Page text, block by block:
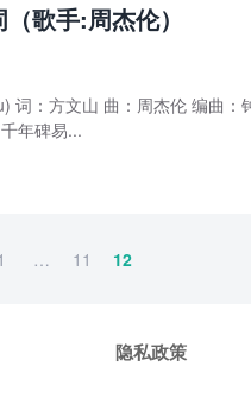
歌手:周杰伦）
词：方文山 曲：周杰伦 编曲
年碑易...
… 11 12
隐私政策